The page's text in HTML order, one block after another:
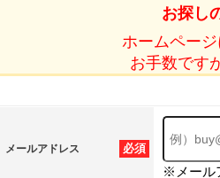
お探し
ホームペー
お手数です
必須
メールアドレス
※メール